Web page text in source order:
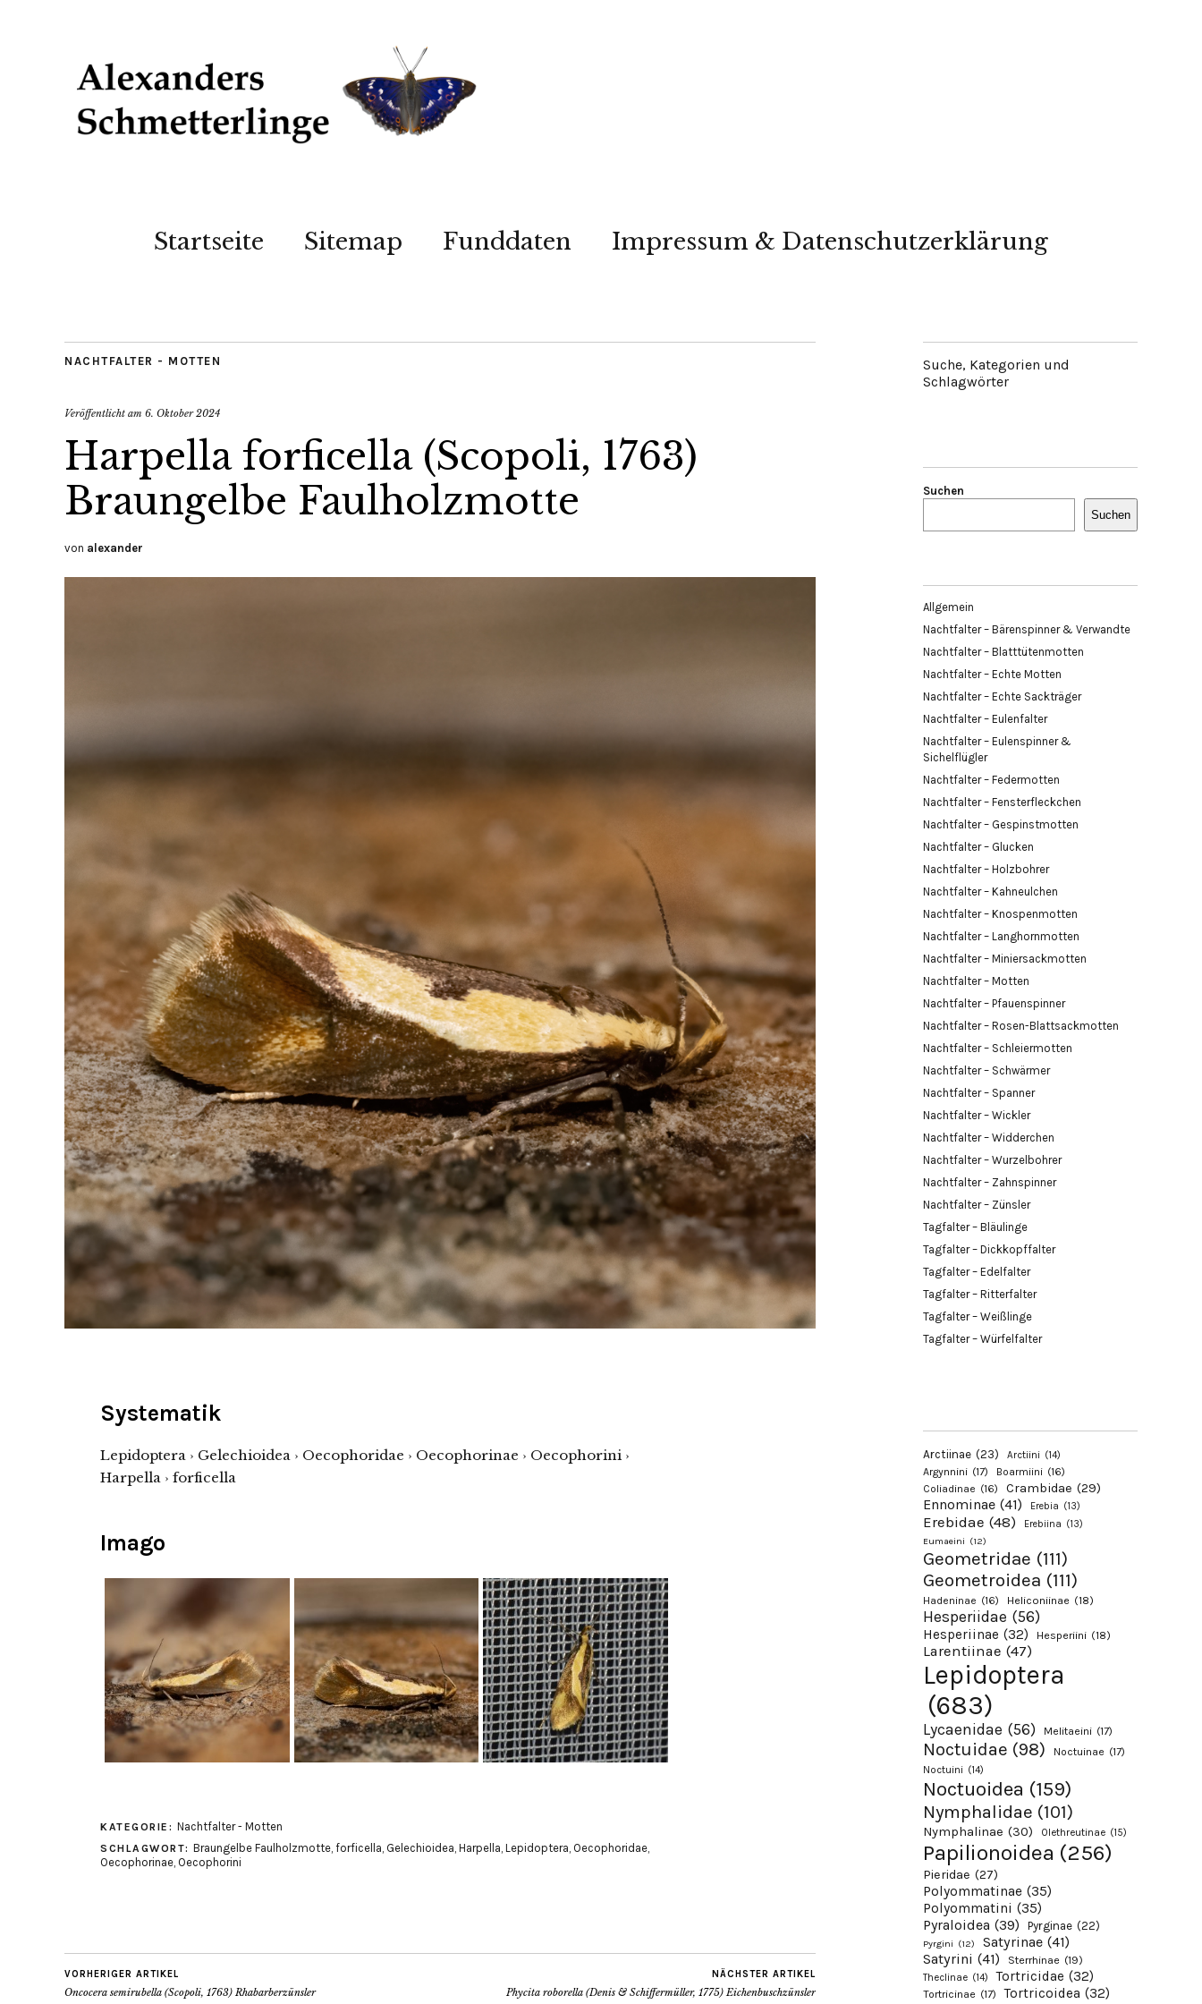
Startseite Sitemap Funddaten Impressum & Datenschutzerklärung
NACHTFALTER - MOTTEN
Veröffentlicht am 6. Oktober 2024
Harpella forficella (Scopoli, 1763)
Braungelbe Faulholzmotte
von alexander
Systematik
Lepidoptera › Gelechioidea › Oecophoridae › Oecophorinae › Oecophorini ›
Harpella › forficella
Imago
KATEGORIE: Nachtfalter - Motten
SCHLAGWORT: Braungelbe Faulholzmotte forficella Gelechioidea Harpella Lepidoptera Oecophoridae
Oecophorinae Oecophorini
VORHERIGER ARTIKEL
Oncocera semirubella (Scopoli, 1763) Rhabarberzünsler
NÄCHSTER ARTIKEL
Phycita roborella (Denis & Schiffermüller, 1775) Eichenbuschzünsler
Suche, Kategorien und
Schlagwörter
Suchen
Suchen
Allgemein
Nachtfalter – Bärenspinner & Verwandte
Nachtfalter – Blatttütenmotten
Nachtfalter – Echte Motten
Nachtfalter – Echte Sackträger
Nachtfalter – Eulenfalter
Nachtfalter – Eulenspinner &
Sichelflügler
Nachtfalter – Federmotten
Nachtfalter – Fensterfleckchen
Nachtfalter – Gespinstmotten
Nachtfalter – Glucken
Nachtfalter – Holzbohrer
Nachtfalter – Kahneulchen
Nachtfalter – Knospenmotten
Nachtfalter – Langhornmotten
Nachtfalter – Miniersackmotten
Nachtfalter – Motten
Nachtfalter – Pfauenspinner
Nachtfalter – Rosen-Blattsackmotten
Nachtfalter – Schleiermotten
Nachtfalter – Schwärmer
Nachtfalter – Spanner
Nachtfalter – Wickler
Nachtfalter – Widderchen
Nachtfalter – Wurzelbohrer
Nachtfalter – Zahnspinner
Nachtfalter – Zünsler
Tagfalter – Bläulinge
Tagfalter – Dickkopffalter
Tagfalter – Edelfalter
Tagfalter – Ritterfalter
Tagfalter – Weißlinge
Tagfalter – Würfelfalter
Arctiinae (23) Arctiini (14)
Argynnini (17) Boarmiini (16)
Coliadinae (16) Crambidae (29)
Ennominae (41) Erebia (13)
Erebidae (48) Erebiina (13)
Eumaeini (12)
Geometridae (111)
Geometroidea (111)
Hadeninae (16) Heliconiinae (18)
Hesperiidae (56)
Hesperiinae (32) Hesperiini (18)
Larentiinae (47)
Lepidoptera
(683)
Lycaenidae (56) Melitaeini (17)
Noctuidae (98) Noctuinae (17)
Noctuini (14)
Noctuoidea (159)
Nymphalidae (101)
Nymphalinae (30) Olethreutinae (15)
Papilionoidea (256)
Pieridae (27)
Polyommatinae (35)
Polyommatini (35)
Pyraloidea (39) Pyrginae (22)
Pyrgini (12) Satyrinae (41)
Satyrini (41) Sterrhinae (19)
Theclinae (14) Tortricidae (32)
Tortricinae (17) Tortricoidea (32)